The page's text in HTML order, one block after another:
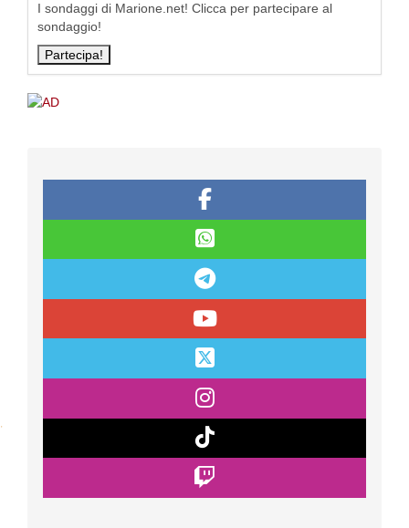
I sondaggi di Marione.net! Clicca per partecipare al
sondaggio!